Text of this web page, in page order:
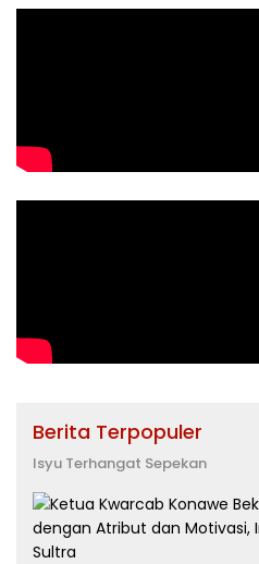
Berita Terpopuler
Isyu Terhangat Sepekan